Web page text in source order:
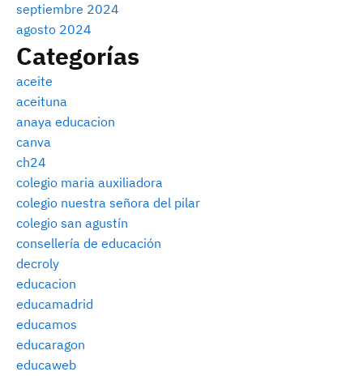
septiembre 2024
agosto 2024
Categorías
aceite
aceituna
anaya educacion
canva
ch24
colegio maria auxiliadora
colegio nuestra señora del pilar
colegio san agustín
consellería de educación
decroly
educacion
educamadrid
educamos
educaragon
educaweb